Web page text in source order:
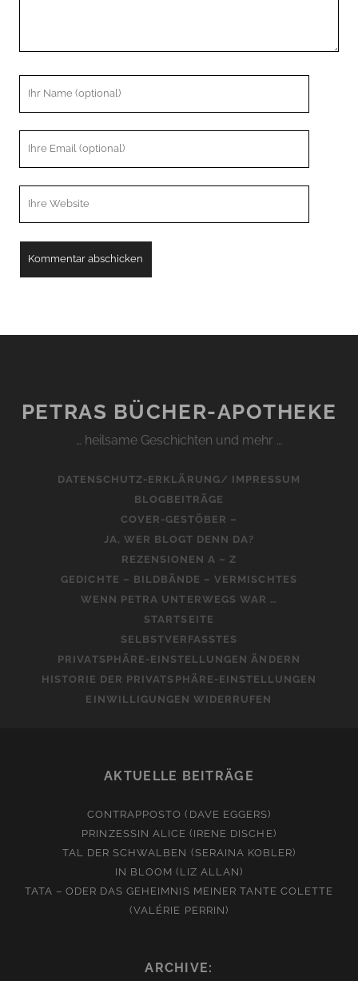
PETRAS BÜCHER-APOTHEKE
… heilsame Geschichten und mehr …
DATENSCHUTZ-ERKLÄRUNG/ IMPRESSUM
BLOGBEITRÄGE
COVER-GESTÖBER –
JA, WER BLOGT DENN DA?
REZENSIONEN A – Z
GEDICHTE – BILDBÄNDE – VERMISCHTES
WENN PETRA UNTERWEGS WAR …
STARTSEITE
SELBSTVERFASSTES
PRIVATSPHÄRE-EINSTELLUNGEN ÄNDERN
HISTORIE DER PRIVATSPHÄRE-EINSTELLUNGEN
EINWILLIGUNGEN WIDERRUFEN
AKTUELLE BEITRÄGE
CONTRAPPOSTO (DAVE EGGERS)
PRINZESSIN ALICE (IRENE DISCHE)
TAL DER SCHWALBEN (SERAINA KOBLER)
IN BLOOM (LIZ ALLAN)
TATA – ODER DAS GEHEIMNIS MEINER TANTE COLETTE
(VALÉRIE PERRIN)
ARCHIVE: